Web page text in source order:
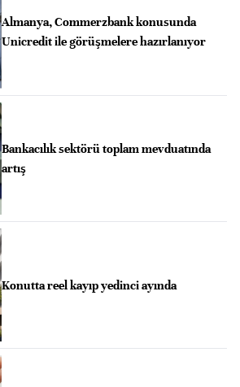
Almanya, Commerzbank konusunda
Unicredit ile görüşmelere hazırlanıyor
Bankacılık sektörü toplam mevduatında
artış
Konutta reel kayıp yedinci ayında